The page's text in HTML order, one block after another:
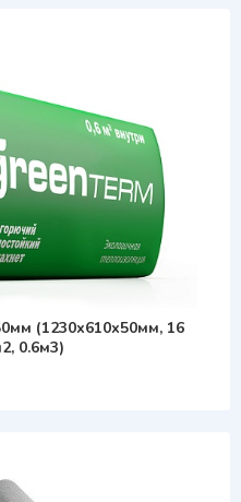
(1230х610х50мм, 16
0.6м3)